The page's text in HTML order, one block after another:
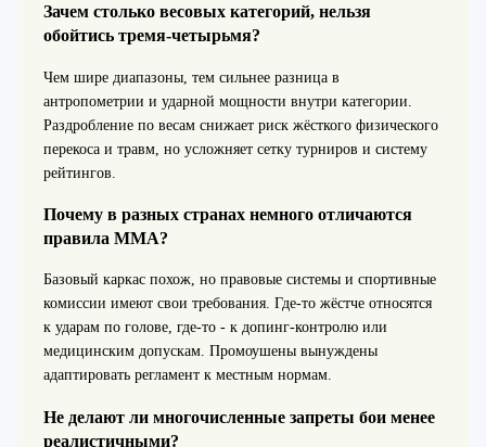
Зачем столько весовых категорий, нельзя
обойтись тремя‑четырьмя?
Чем шире диапазоны, тем сильнее разница в
антропометрии и ударной мощности внутри категории.
Раздробление по весам снижает риск жёсткого физического
перекоса и травм, но усложняет сетку турниров и систему
рейтингов.
Почему в разных странах немного отличаются
правила ММА?
Базовый каркас похож, но правовые системы и спортивные
комиссии имеют свои требования. Где‑то жёстче относятся
к ударам по голове, где‑то - к допинг-контролю или
медицинским допускам. Промоушены вынуждены
адаптировать регламент к местным нормам.
Не делают ли многочисленные запреты бои менее
реалистичными?